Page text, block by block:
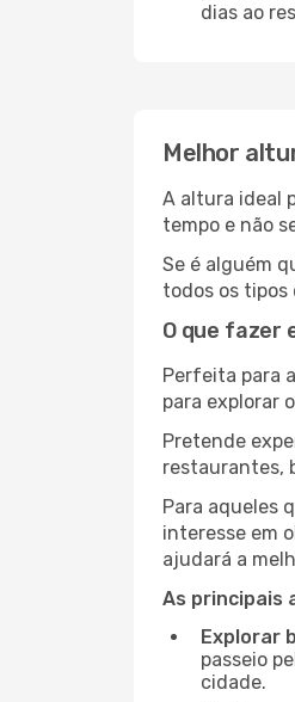
dias ao
Melhor
A altura ideal
tempo e não
Se é alguém
todos os tipos
O que fazer
Perfeita para
para explorar
Pretende
restaurantes,
Para aqueles
interesse em
ajudará a
As principais
Explorar
passeio
cidade.